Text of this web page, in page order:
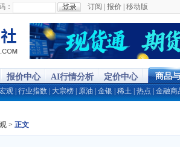
： 订阅 报价 移动版
报价中心 AI行情分析 定价中心 商品
观 行业指数 大宗榜 原油 金银 稀土 热点 金融商
> 正文